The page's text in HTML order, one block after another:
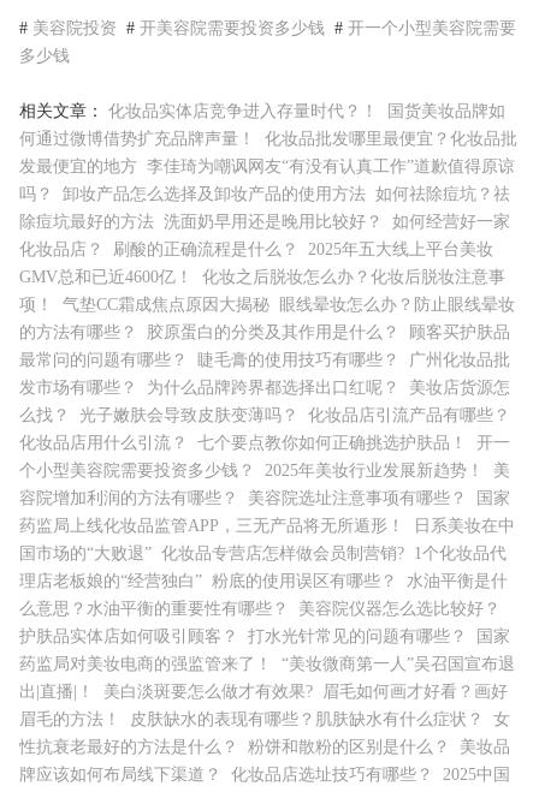
# 美容院投资 # 开美容院需要投资多少钱 # 开一个小型美容院需要
多少钱
相关文章： 化妆品实体店竞争进入存量时代？！
国货美妆品牌如
何通过微博借势扩充品牌声量！
化妆品批发哪里最便宜？化妆品批
发最便宜的地方 李佳琦为嘲讽网友“有没有认真工作”道歉值得原谅
吗？
卸妆产品怎么选择及卸妆产品的使用方法 如何祛除痘坑？祛
除痘坑最好的方法 洗面奶早用还是晚用比较好？
如何经营好一家
化妆品店？
刷酸的正确流程是什么？
2025年五大线上平台美妆
GMV总和已近4600亿！
化妆之后脱妆怎么办？化妆后脱妆注意事
项！
气垫CC霜成焦点原因大揭秘
眼线晕妆怎么办？防止眼线晕妆
的方法有哪些？
胶原蛋白的分类及其作用是什么？
顾客买护肤品
最常问的问题有哪些？
睫毛膏的使用技巧有哪些？
广州化妆品批
发市场有哪些？
为什么品牌跨界都选择出口红呢？
美妆店货源怎
么找？
光子嫩肤会导致皮肤变薄吗？
化妆品店引流产品有哪些？
化妆品店用什么引流？
七个要点教你如何正确挑选护肤品！
开一
个小型美容院需要投资多少钱？
2025年美妆行业发展新趋势！
美
容院增加利润的方法有哪些？
美容院选址注意事项有哪些？
国家
药监局上线化妆品监管APP，三无产品将无所遁形！
日系美妆在中
国市场的“大败退” 化妆品专营店怎样做会员制营销? 1个化妆品代
理店老板娘的“经营独白” 粉底的使用误区有哪些？
水油平衡是什
么意思？水油平衡的重要性有哪些？
美容院仪器怎么选比较好？
护肤品实体店如何吸引顾客？
打水光针常见的问题有哪些？
国家
药监局对美妆电商的强监管来了！
“美妆微商第一人”吴召国宣布退
出|直播|！
美白淡斑要怎么做才有效果?
眉毛如何画才好看？画好
眉毛的方法！
皮肤缺水的表现有哪些？肌肤缺水有什么症状？
女
性抗衰老最好的方法是什么？
粉饼和散粉的区别是什么？
美妆品
牌应该如何布局线下渠道？
化妆品店选址技巧有哪些？ 2025中国